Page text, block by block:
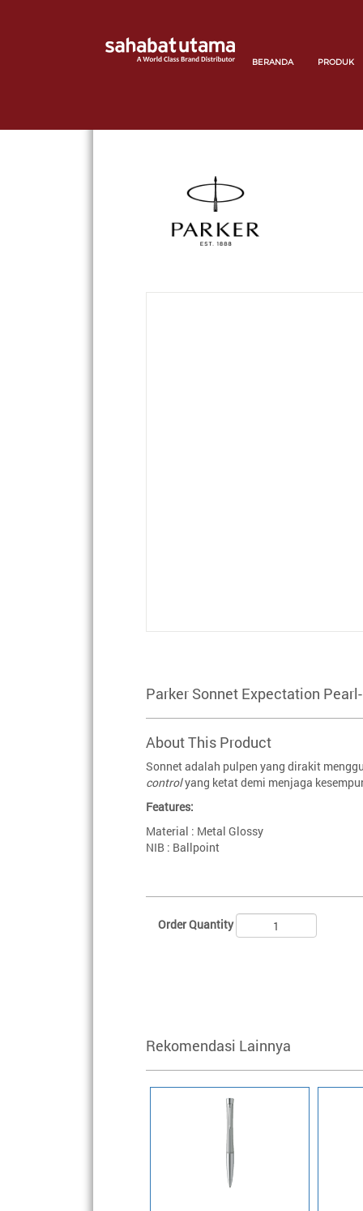
BERANDA PRODUK
Parker Sonnet Expectation
About This Product
Sonnet adalah pulpen yang dirakit
controlyang ketat demi menjaga
Features:
Material : Metal Glossy
NIB : Ballpoint
Order Quantity
Rekomendasi Lainnya